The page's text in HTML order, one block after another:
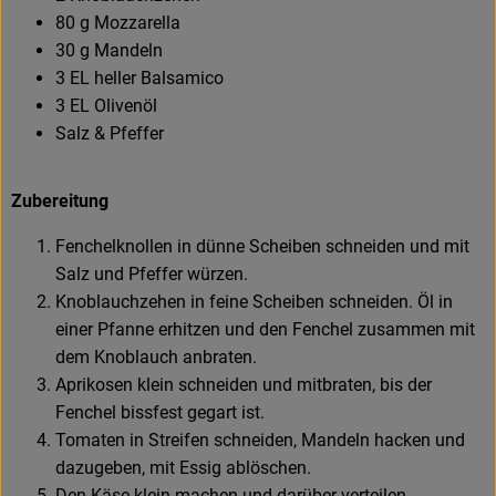
80 g Mozzarella
30 g Mandeln
3 EL heller Balsamico
3 EL Olivenöl
Salz & Pfeffer
Zubereitung
Fenchelknollen in dünne Scheiben schneiden und mit
Salz und Pfeffer würzen.
Knoblauchzehen in feine Scheiben schneiden. Öl in
einer Pfanne erhitzen und den Fenchel zusammen mit
dem Knoblauch anbraten.
Aprikosen klein schneiden und mitbraten, bis der
Fenchel bissfest gegart ist.
Tomaten in Streifen schneiden, Mandeln hacken und
dazugeben, mit Essig ablöschen.